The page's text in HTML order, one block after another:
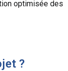
optimisée des
?